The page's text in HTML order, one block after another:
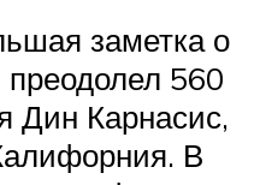
заметка о
преодолел 560
Дин Карнасис,
В